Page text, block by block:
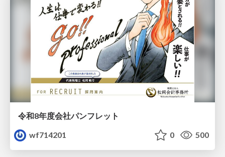
令和8年度会社パンフレット
wf714201
0 500